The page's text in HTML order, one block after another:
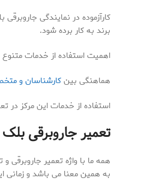
کارآزموده در نمایندگی
برند به کار برده شود.
اهمیت استفاده از خدمات
هماهنگی بینکارشناسان و
استفاده از خدمات این مرکز در
تعمیر جاروبرقی
همه ما با واژه تعمیر
به همین معنا می باشد و زمانی